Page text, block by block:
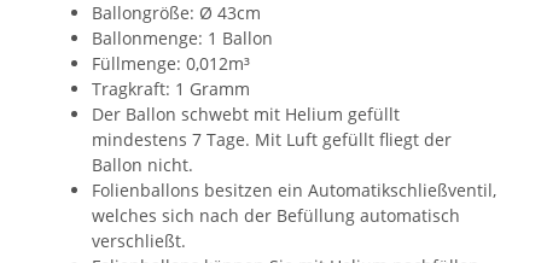
Ballongröße: Ø 43cm
Ballonmenge: 1 Ballon
Füllmenge: 0,012m³
Tragkraft: 1 Gramm
Der Ballon schwebt mit Helium gefüllt
mindestens 7 Tage. Mit Luft gefüllt fliegt der
Ballon nicht.
Folienballons besitzen ein Automatikschließventil,
welches sich nach der Befüllung automatisch
verschließt.